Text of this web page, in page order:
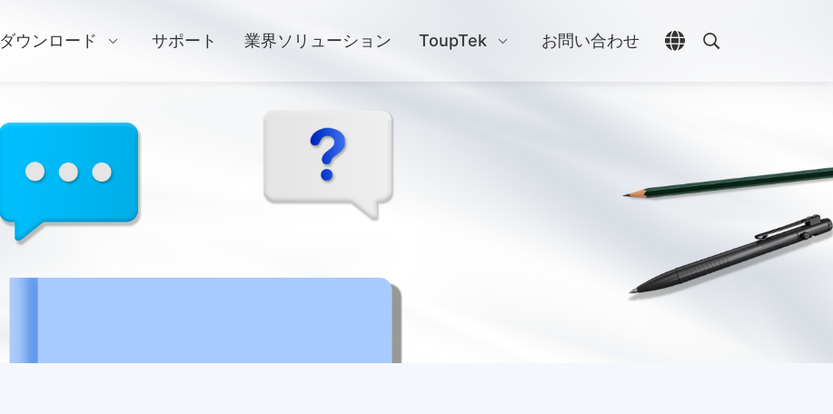
ダウンロード サポート 業界ソリューション ToupTek お問い合わせ
言語選択を開く
検索を開く